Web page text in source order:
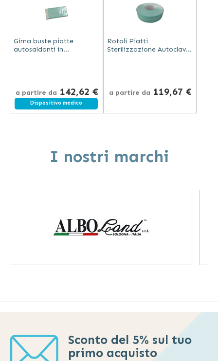
Gima buste piatte
autosaldanti in
a partire da 142,62 €
Dispositivo medico
Rotoli Piatti
Sterilizzazione Autoclave
a partire da 119,67 €
I nostri marchi
Sconto del 5% sul tuo
primo acquisto